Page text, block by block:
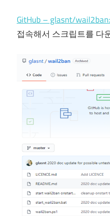
GitHub – glasnt/
접속해서 스크립트를 다